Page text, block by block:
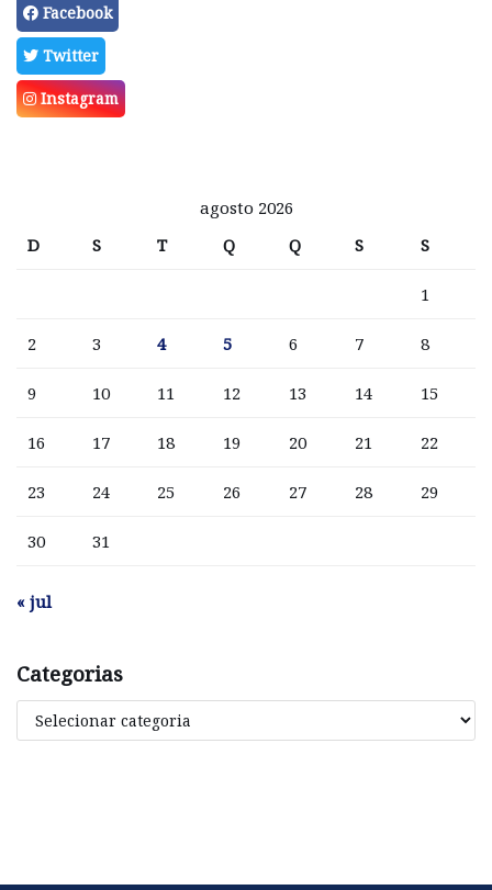
Facebook
Twitter
Instagram
agosto 2026
D
S T Q Q S S
1
2 3 4 5 6 7 8
9 10 11 12 13 14 15
16 17 18 19 20 21 22
23 24 25 26 27 28 29
30 31
« jul
Categorias